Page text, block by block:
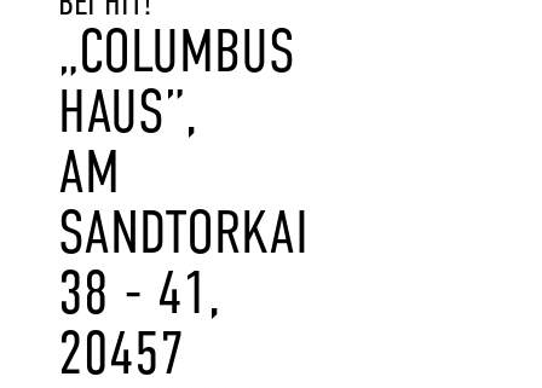
„COLUMBUS
HAUS”,
AM
SANDTORKAI
38 - 41,
20457